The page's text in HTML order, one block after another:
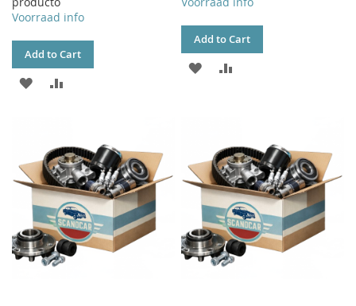
Voorraad info
Add to Cart
ADD
LIST
Add to Cart
ADD
LIST